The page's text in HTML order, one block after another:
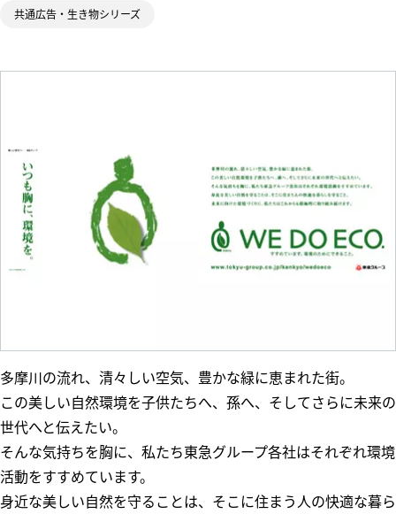
東急病院
電車とバスの
博物館
ム
東急グループ
環境・社会貢
献賞
共通広告・生き物シリーズ
多摩川の流れ、清々しい空気、豊かな緑に恵まれた街。
この美しい自然環境を子供たちへ、孫へ、そしてさらに未来の
世代へと伝えたい。
そんな気持ちを胸に、私たち東急グループ各社はそれぞれ環境
活動をすすめています。
身近な美しい自然を守ることは、そこに住まう人の快適な暮ら